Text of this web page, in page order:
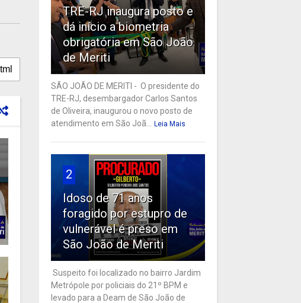
TRE-RJ inaugura posto e
dá início a biometria
obrigatória em São João
de Meriti
SÃO JOÃO DE MERITI - O presidente do
TRE-RJ, desembargador Carlos Santos
de Oliveira, inaugurou o novo posto de
atendimento em São Joã...
Leia Mais
2
Idoso de 71 anos
foragido por estupro de
vulnerável é preso em
São João de Meriti
Suspeito foi localizado no bairro Jardim
Metrópole por policiais do 21º BPM e
levado para a Deam de São João de